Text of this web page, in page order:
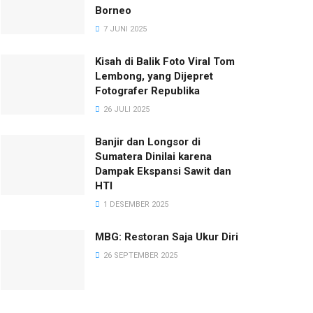
Borneo
7 JUNI 2025
Kisah di Balik Foto Viral Tom
Lembong, yang Dijepret
Fotografer Republika
26 JULI 2025
Banjir dan Longsor di
Sumatera Dinilai karena
Dampak Ekspansi Sawit dan
HTI
1 DESEMBER 2025
MBG: Restoran Saja Ukur Diri
26 SEPTEMBER 2025